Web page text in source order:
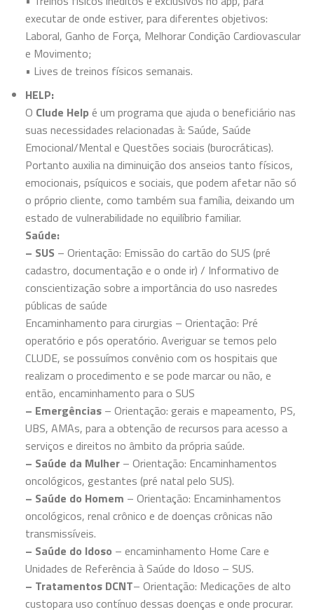
executar de onde estiver, para diferentes objetivos:
Laboral, Ganho de Força, Melhorar Condição Cardiovascular
e Movimento;
• Lives de treinos físicos semanais.
HELP:
O Clude Help é um programa que ajuda o beneficiário nas
suas necessidades relacionadas à: Saúde, Saúde
Emocional/Mental e Questões sociais (burocráticas).
Portanto auxilia na diminuição dos anseios tanto físicos,
emocionais, psíquicos e sociais, que podem afetar não só
o próprio cliente, como também sua família, deixando um
estado de vulnerabilidade no equilíbrio familiar.
Saúde:
– SUS – Orientação: Emissão do cartão do SUS (pré
cadastro, documentação e o onde ir) / Informativo de
conscientização sobre a importância do uso nasredes
públicas de saúde
Encaminhamento para cirurgias – Orientação: Pré
operatório e pós operatório. Averiguar se temos pelo
CLUDE, se possuímos convênio com os hospitais que
realizam o procedimento e se pode marcar ou não, e
então, encaminhamento para o SUS
– Emergências– Orientação: gerais e mapeamento, PS,
UBS, AMAs, para a obtenção de recursos para acesso a
serviços e direitos no âmbito da própria saúde.
– Saúde da Mulher– Orientação: Encaminhamentos
oncológicos, gestantes (pré natal pelo SUS).
– Saúde do Homem – Orientação: Encaminhamentos
oncológicos, renal crônico e de doenças crônicas não
transmissíveis.
– Saúde do Idoso – encaminhamento Home Care e
Unidades de Referência à Saúde do Idoso – SUS.
– Tratamentos DCNT– Orientação: Medicações de alto
custopara uso contínuo dessas doenças e onde procurar.